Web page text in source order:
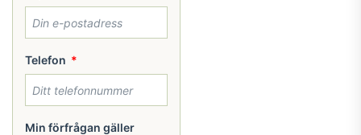
Telefon
Min förfrågan gäller